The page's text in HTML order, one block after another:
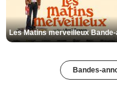
Bandes-